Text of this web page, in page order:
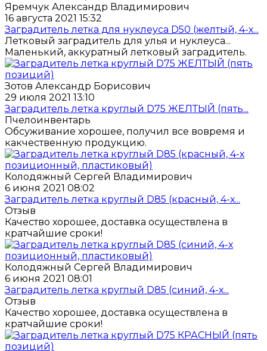
Яремчук Александр Владимирович
16 августа 2021 15:32
Заградитель летка для нуклеуса D50 (желтый, 4-х...
Летковый заградитель для улья и нуклеуса...
Маленький, аккуратный летковый заградитель.
Зотов Александр Борисович
29 июля 2021 13:10
Заградитель летка круглый D75 ЖЕЛТЫЙ (пять...
Пчелоинвентарь
Обсуживание хорошее, получил все вовремя и
какчественную продукцию.
Колодяжный Сергей Владимирович
6 июня 2021 08:02
Заградитель летка круглый D85 (красный, 4-х...
Отзыв
Качество хорошее, доставка осуществлена в
кратчайшие сроки!
Колодяжный Сергей Владимирович
6 июня 2021 08:01
Заградитель летка круглый D85 (синий, 4-х...
Отзыв
Качество хорошее, доставка осуществлена в
кратчайшие сроки!